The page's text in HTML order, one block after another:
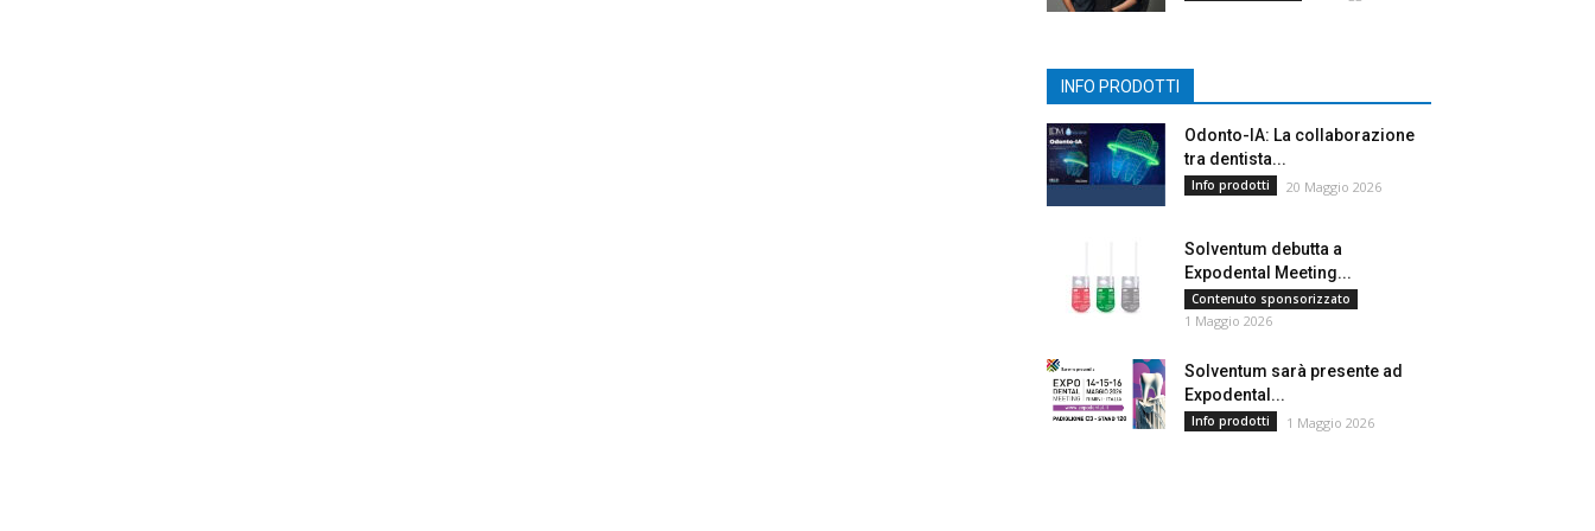
INFO PRODOTTI
Odonto-IA: La collaborazione
tra dentista...
Info prodotti 20 Maggio 2026
Solventum debutta a
Expodental Meeting...
Contenuto sponsorizzato
1 Maggio 2026
Solventum sarà presente ad
Expodental...
Info prodotti 1 Maggio 2026